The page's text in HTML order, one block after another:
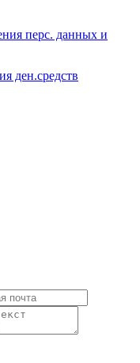
перс. данных и
ден.средств